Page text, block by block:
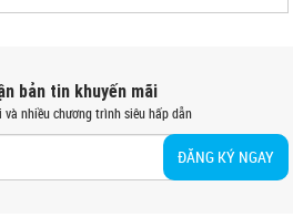
bản tin khuyến mãi
nhiều chương trình siêu hấp dẫn
ĐĂNG KÝ NGAY